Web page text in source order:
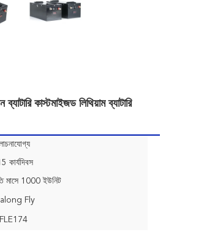
কাস্টমাইজড লিথিয়াম ব্যাটারি
কার্যদিবস
মাসে 1000 ইউনিট
Fly